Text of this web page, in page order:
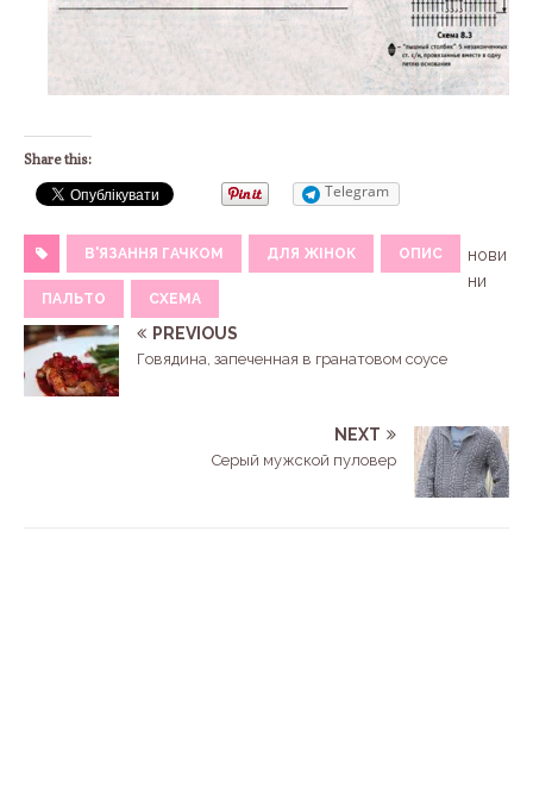
Share this:
Telegram
В'ЯЗАННЯ ГАЧКОМ ДЛЯ ЖІНОК ОПИС
ПАЛЬТО СХЕМА
нови
ни
PREVIOUS
Говядина, запеченная в гранатовом соусе
NEXT
Серый мужской пуловер